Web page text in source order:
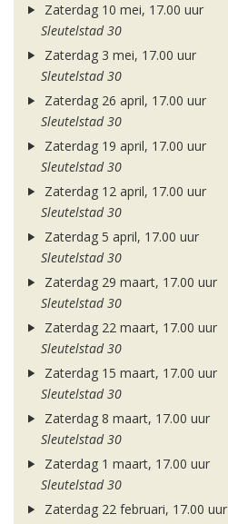
Zaterdag 10 mei, 17.00 uur
Sleutelstad 30
Zaterdag 3 mei, 17.00 uur
Sleutelstad 30
Zaterdag 26 april, 17.00 uur
Sleutelstad 30
Zaterdag 19 april, 17.00 uur
Sleutelstad 30
Zaterdag 12 april, 17.00 uur
Sleutelstad 30
Zaterdag 5 april, 17.00 uur
Sleutelstad 30
Zaterdag 29 maart, 17.00 uur
Sleutelstad 30
Zaterdag 22 maart, 17.00 uur
Sleutelstad 30
Zaterdag 15 maart, 17.00 uur
Sleutelstad 30
Zaterdag 8 maart, 17.00 uur
Sleutelstad 30
Zaterdag 1 maart, 17.00 uur
Sleutelstad 30
Zaterdag 22 februari, 17.00 uur